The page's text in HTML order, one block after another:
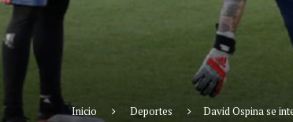
Inicio Deportes David Ospina se